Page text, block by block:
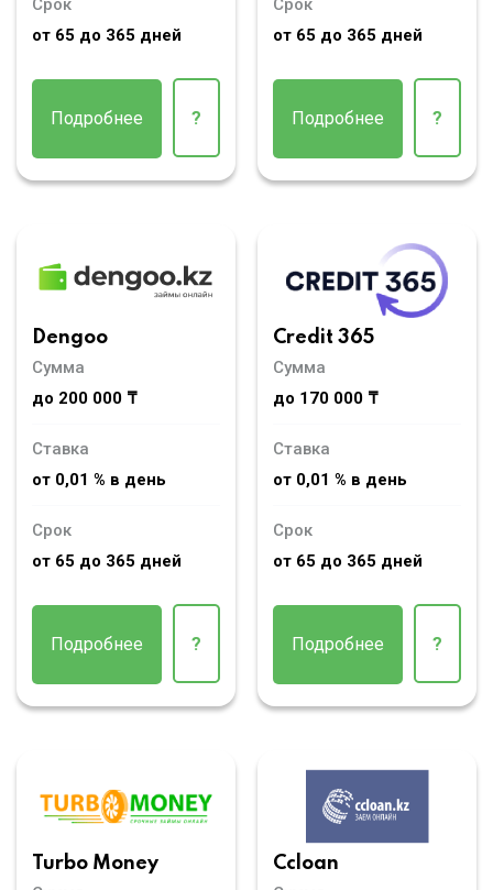
Срок
от 65 до 365 дней
Подробнее ?
Срок
от 65 до 365 дней
Подробнее ?
Dengoo
Сумма
до 200 000 ₸
Ставка
от 0,01 % в день
Срок
от 65 до 365 дней
Подробнее ?
Credit 365
Сумма
до 170 000 ₸
Ставка
от 0,01 % в день
Срок
от 65 до 365 дней
Подробнее ?
Turbo Money
Ccloan